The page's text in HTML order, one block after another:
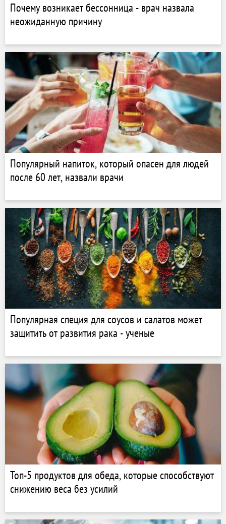
Почему возникает бессонница - врач назвала
неожиданную причину
Популярный напиток, который опасен для людей
после 60 лет, назвали врачи
Популярная специя для соусов и салатов может
защитить от развития рака - ученые
Топ-5 продуктов для обеда, которые способствуют
снижению веса без усилий